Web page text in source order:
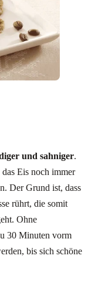
und sahniger.
Eis noch immer
Der Grund ist, dass
rührt, die somit
Ohne
30 Minuten vorm
bis sich schöne